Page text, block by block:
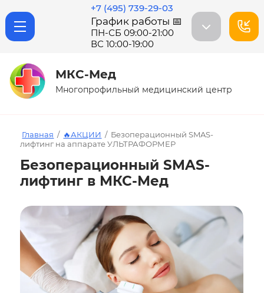
МКС-Мед
Многопрофильный медицинский центр
+7 (495) 739-29-03
График работы 📅
ПН-СБ 09:00-21:00
ВС 10:00-19:00
Главная / 🔥АКЦИИ / Безоперационный SMAS-
лифтинг на аппарате УЛЬТРАФОРМЕР
Безоперационный SMAS-
лифтинг в МКС-Мед